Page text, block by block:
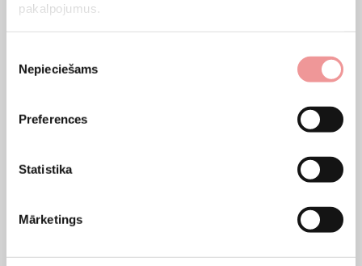
pakalpojumus.
izvēle
Nepieciešams
Preferences
Statistika
Mārketings
Gultas
NMF HOMEvienvietīgas gultas
– izcils
iegādāsieties tos tieši no ražotāja par īpaši izdevīgu cenu.
lieliski pielāgotas cilvēkiem ar dažādām vajadzībām un dažādām
telpām. Gultu izgatavošanai tiek izvēlēti kvalitatīvi materiāli, kas ir
. Gultas audumi - ilgstoši, viegli
kopjami, ļoti omulīgi un mīksti.
NMF HOME gultas -